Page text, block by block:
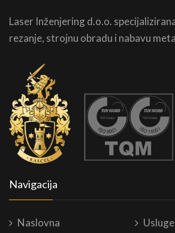
Laser Inženjering d.o.o.
rezanje, strojnu obradu i nabavu
Navigacija
Naslovna Usluge